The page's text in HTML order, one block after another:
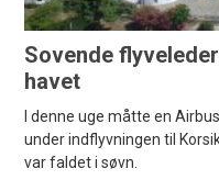
Sovende
havet
I denne uge måtte en
under indflyvningen til
var faldet i søvn.